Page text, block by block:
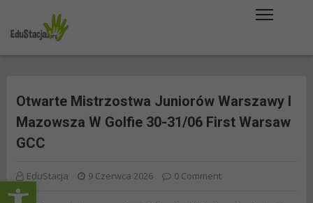
Open toolbar
content
Otwarte Mistrzostwa Juniorów Warszawy I
Mazowsza W Golfie 30-31/06 First Warsaw
GCC
EduStacja 9 Czerwca 2026 0 Comment